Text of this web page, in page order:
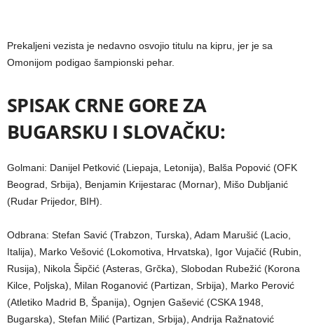
Prekaljeni vezista je nedavno osvojio titulu na kipru, jer je sa
Omonijom podigao šampionski pehar.
SPISAK CRNE GORE ZA
BUGARSKU I SLOVAČKU:
Golmani: Danijel Petković (Liepaja, Letonija), Balša Popović (OFK
Beograd, Srbija), Benjamin Krijestarac (Mornar), Mišo Dubljanić
(Rudar Prijedor, BIH).
Odbrana: Stefan Savić (Trabzon, Turska), Adam Marušić (Lacio,
Italija), Marko Vešović (Lokomotiva, Hrvatska), Igor Vujačić (Rubin,
Rusija), Nikola Šipčić (Asteras, Grčka), Slobodan Rubežić (Korona
Kilce, Poljska), Milan Roganović (Partizan, Srbija), Marko Perović
(Atletiko Madrid B, Španija), Ognjen Gašević (CSKA 1948,
Bugarska), Stefan Milić (Partizan, Srbija), Andrija Ražnatović